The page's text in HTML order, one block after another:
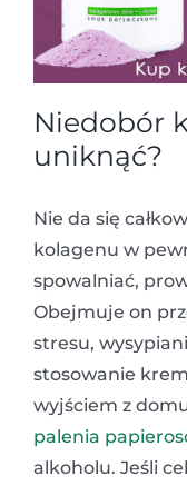
Niedobór
uniknąć?
Nie da się
kolagenu w
spowalniać,
Obejmuje on
stresu,
stosowanie
wyjściem z
palenia
alkoholu. Jeśli